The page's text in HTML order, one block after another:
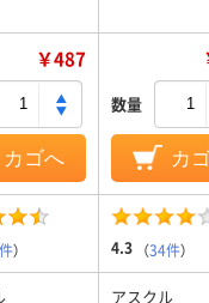
￥487
カゴへ
数量
カ
） 4.3 （34件）
アスクル